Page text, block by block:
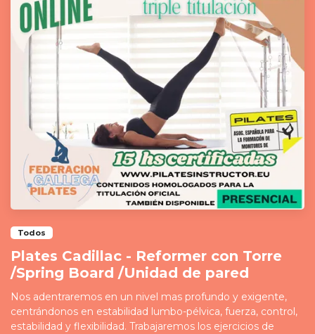
Todos
Plates Cadillac - Reformer con Torre
/Spring Board /Unidad de pared
Nos adentraremos en un nivel mas profundo y exigente,
centrándonos en estabilidad lumbo-pélvica, fuerza, control,
estabilidad y flexibilidad. Trabajaremos los ejercicios de